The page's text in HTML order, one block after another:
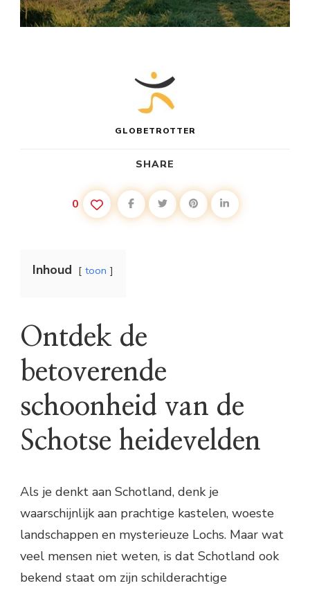
GLOBETROTTER
SHARE
0
Inhoud toon
Ontdek de
betoverende
schoonheid van de
Schotse heidevelden
Als je denkt aan Schotland, denk je
waarschijnlijk aan prachtige kastelen, woeste
landschappen en mysterieuze Lochs. Maar wat
veel mensen niet weten, is dat Schotland ook
bekend staat om zijn schilderachtige